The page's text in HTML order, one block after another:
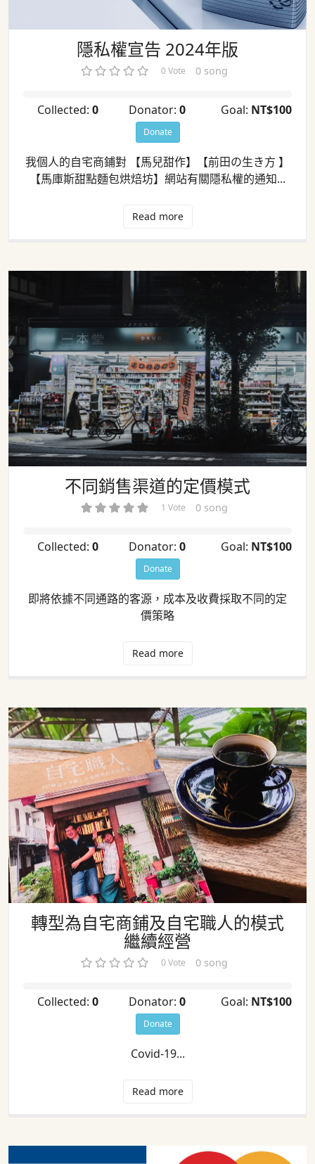
隱私權宣告 2024年版
0 Vote 0 song
Collected: 0 Donator:0 Goal: NT$100
Donate
我個人的自宅商鋪對 【馬兒甜作】【前田の生き方 】
【馬庫斯甜點麵包烘焙坊】網站有關隱私權的通知...
Read more
不同銷售渠道的定價模式
不同銷售渠道的定價模式
1 Vote 0 song
Collected: 0 Donator:0 Goal: NT$100
Donate
即將依據不同通路的客源，成本及收費採取不同的定
價策略
Read more
轉型為自宅商鋪及自宅職人的模式繼續
經營
轉型為自宅商鋪及自宅職人的模式
繼續經營
0 Vote 0 song
Collected: 0 Donator:0 Goal: NT$100
Donate
Covid-19...
Read more